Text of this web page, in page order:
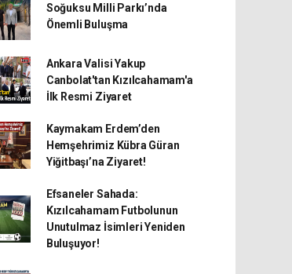
Soğuksu Milli Parkı’nda
Önemli Buluşma
Ankara Valisi Yakup
Canbolat'tan Kızılcahamam'a
İlk Resmi Ziyaret
Kaymakam Erdem’den
Hemşehrimiz Kübra Güran
Yiğitbaşı’na Ziyaret!
Efsaneler Sahada:
Kızılcahamam Futbolunun
Unutulmaz İsimleri Yeniden
Buluşuyor!